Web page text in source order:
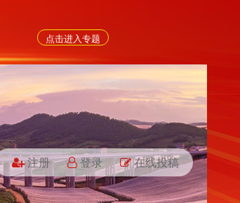
点击进入专题
注册 登录 在线投稿